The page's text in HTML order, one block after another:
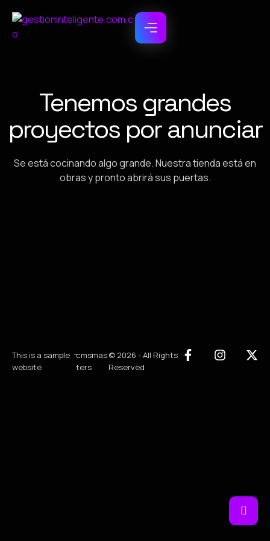
Tenemos grandes
proyectos por anunciar
Se está cocinando algo grande. Nuestra tienda está en
obras y pronto abrirá sus puertas.
This is a sample
website
-cmsmas
ters
© 2026 - All Rights
Reserved